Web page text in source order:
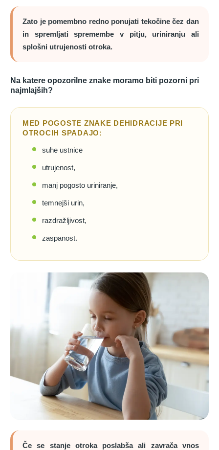
Zato je pomembno redno ponujati tekočine čez dan
in spremljati spremembe v pitju, uriniranju ali
splošni utrujenosti otroka.
Na katere opozorilne znake moramo biti pozorni pri
najmlajših?
MED POGOSTE ZNAKE DEHIDRACIJE PRI
OTROCIH SPADAJO:
suhe ustnice
utrujenost,
manj pogosto uriniranje,
temnejši urin,
razdražljivost,
zaspanost.
Če se stanje otroka poslabša ali zavrača vnos